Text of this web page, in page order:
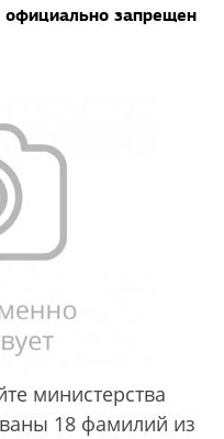
запрещен
министерства
18 фамилий из